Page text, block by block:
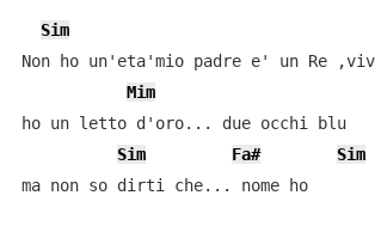
Sim
Non ho un'eta'mio padre e' un Re
Mim
ho un letto d'oro... due occhi blu
Sim
Fa#
Sim
ma non so dirti che... nome ho